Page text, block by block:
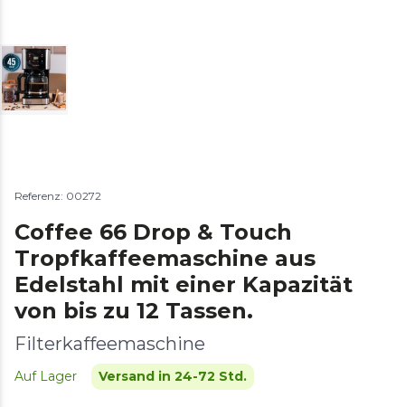
Referenz: 00272
Coffee 66 Drop & Touch
Tropfkaffeemaschine aus
Edelstahl mit einer Kapazität
von bis zu 12 Tassen.
Filterkaffeemaschine
Auf Lager Versand in 24-72 Std.